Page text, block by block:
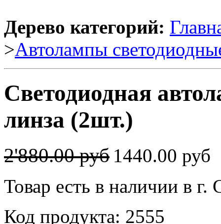
Дерево категорий:
>Автолампы
Светодиодная
линза (2шт.)
2'880.00 руб 1440.00 руб
Товар есть в наличии в г.
Код продукта: 2555